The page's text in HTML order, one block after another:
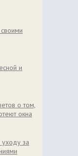
и
о том,
окна
за